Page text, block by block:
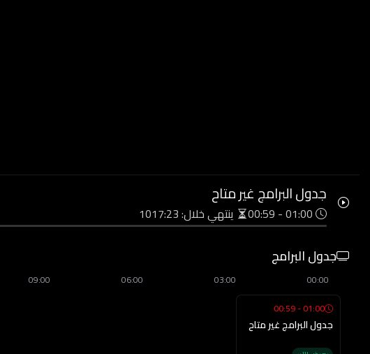
جدول البرامج غير متاح
ينتهي خلال: 1017:22
جدول البرامج
00:00
03:00
06:00
09:00
01:00 - 00:59
جدول البرامج غير متاح